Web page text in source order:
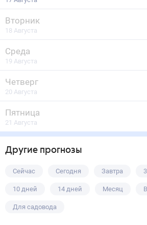
Вторник
18 Августа
Среда
19 Августа
Четверг
20 Августа
Пятница
21 Августа
Другие прогнозы
Сейчас Сегодня Завтра
10 дней 14 дней Месяц
Для садовода